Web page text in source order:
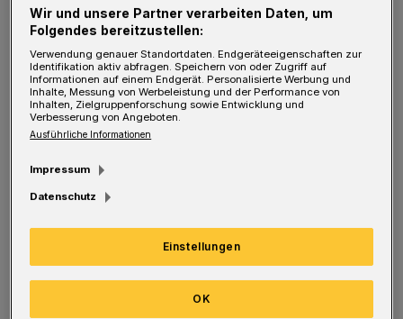
mehr deutlich gemacht. Hintergrund: Die
Kommunen erfüllen im Auftrag des Bundes
und der Länder zahlreiche Aufgaben im
Sozialbereich. Die Ausgaben dafür sind im
ersten Halbjahr 2024 deutlich gewachsen – so
stark, dass die Städte und Gemeinden neue
Schulden machen müssen, um die Pflichten zu
erfüllen.
Trauriger Spitzenplatz für Nordrhein-
Westfalen: Dort sind die Sozialausgaben in
den vergangenen Monaten am stärksten
Wir und unsere Partner verarbeiten Daten, um
Folgendes bereitzustellen:
Verwendung genauer Standortdaten. Endgeräteeigenschaften zur
Identifikation aktiv abfragen. Speichern von oder Zugriff auf
Informationen auf einem Endgerät. Personalisierte Werbung und
Inhalte, Messung von Werbeleistung und der Performance von
Inhalten, Zielgruppenforschung sowie Entwicklung und
Verbesserung von Angeboten.
Ausführliche Informationen
Impressum
Datenschutz
Einstellungen
OK